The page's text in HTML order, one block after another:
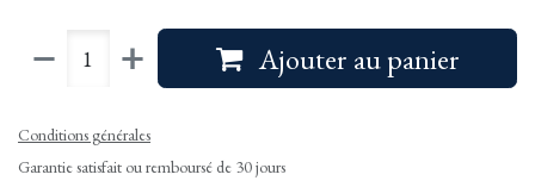
Ajouter au panier
Conditions générales
Garantie satisfait ou remboursé de 30 jours